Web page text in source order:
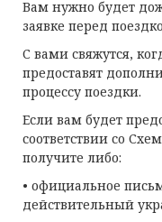
Вам нужно будет
заявке перед
С вами свяжутся,
предоставят
процессу поездки.
Если вам будет
соответствии со
получите либо:
• официальное
действительный